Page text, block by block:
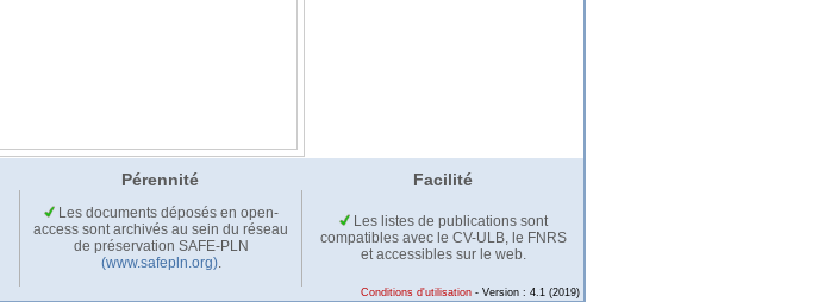
Pérennité Facilité
Les documents déposés en open-
access sont archivés au sein du réseau
de préservation SAFE-PLN
(www.safepln.org).
Les listes de publications sont
compatibles avec le CV-ULB, le FNRS
et accessibles sur le web.
Conditions d'utilisation - Version : 4.1 (2019)